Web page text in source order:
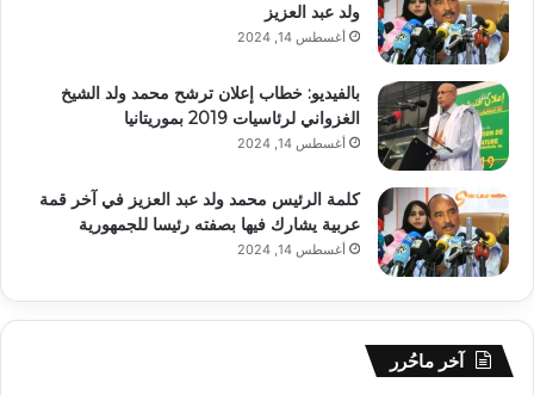
ولد عبد العزيز
أغسطس 14, 2024
بالفيديو: خطاب إعلان ترشح محمد ولد الشيخ
الغزواني لرئاسيات 2019 بموريتانيا
أغسطس 14, 2024
كلمة الرئيس محمد ولد عبد العزيز في آخر قمة
عربية يشارك فيها بصفته رئيسا للجمهورية
أغسطس 14, 2024
آخر ماحُرر